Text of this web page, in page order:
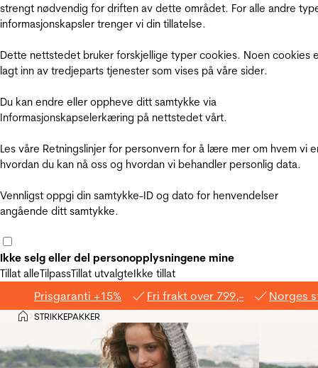
strengt nødvendig for driften av dette området. For alle andre
informasjonskapsler trenger vi din tillatelse.
Dette nettstedet bruker forskjellige typer cookies. Noen cookies
lagt inn av tredjeparts tjenester som vises på våre sider.
Du kan endre eller oppheve ditt samtykke via
Informasjonskapselerkæring på nettstedet vårt.
Les våre Retningslinjer for personvern for å lære mer om hvem vi
hvordan du kan nå oss og hvordan vi behandler personlig data.
Vennligst oppgi din samtykke-ID og dato for henvendelser
angående ditt samtykke.
Ikke selg eller del personopplysningene mine
Tillat alleTilpassTillat utvalgteIkke tillat
Prisgaranti +15% Fri frakt over 799,- Norges
Hjem
>STRIKKEPAKKER